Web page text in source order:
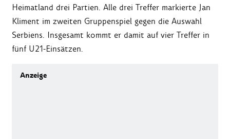
Heimatland drei Partien. Alle drei Treffer markierte Jan
Kliment im zweiten Gruppenspiel gegen die Auswahl
Serbiens. Insgesamt kommt er damit auf vier Treffer in
fünf U21-Einsätzen.